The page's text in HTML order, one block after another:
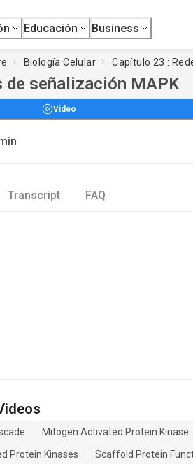
Educación Business
Biología Celular Capítulo 23 :
de señalización MAPK
Video
Transcript FAQ
Mitogen Activated Protein Kinase
Protein Kinases
Scaffold Protein